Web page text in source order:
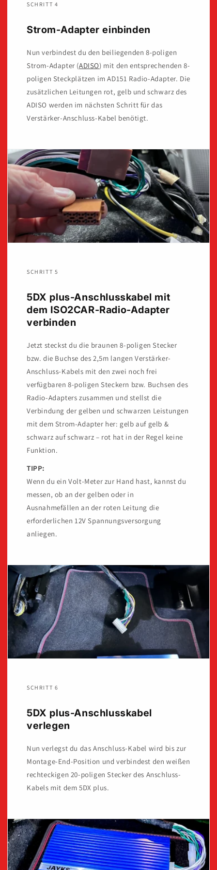
SCHRITT 4
Strom-Adapter einbinden
Nun verbindest du den beiliegenden 8-poligen
Strom-Adapter (ADISO) mit den entsprechenden 8-
poligen Steckplätzen im AD151 Radio-Adapter. Die
zusätzlichen Leitungen rot, gelb und schwarz des
ADISO werden im nächsten Schritt für das
Verstärker-Anschluss-Kabel benötigt.
SCHRITT 5
5DX plus-Anschlusskabel mit
dem ISO2CAR-Radio-Adapter
verbinden
Jetzt steckst du die braunen 8-poligen Stecker
bzw. die Buchse des 2,5m langen Verstärker-
Anschluss-Kabels mit den zwei noch frei
verfügbaren 8-poligen Steckern bzw. Buchsen des
Radio-Adapters zusammen und stellst die
Verbindung der gelben und schwarzen Leistungen
mit dem Strom-Adapter her: gelb auf gelb &
schwarz auf schwarz – rot hat in der Regel keine
Funktion.
TIPP:
Wenn du ein Volt-Meter zur Hand hast, kannst du
messen, ob an der gelben oder in
Ausnahmefällen an der roten Leitung die
erforderlichen 12V Spannungsversorgung
anliegen.
SCHRITT 6
5DX plus-Anschlusskabel
verlegen
Nun verlegst du das Anschluss-Kabel wird bis zur
Montage-End-Position und verbindest den weißen
rechteckigen 20-poligen Stecker des Anschluss-
Kabels mit dem 5DX plus.